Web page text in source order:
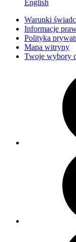
English
Warunki
Informacje
Polityka
Mapa witryny
Twoje wybory